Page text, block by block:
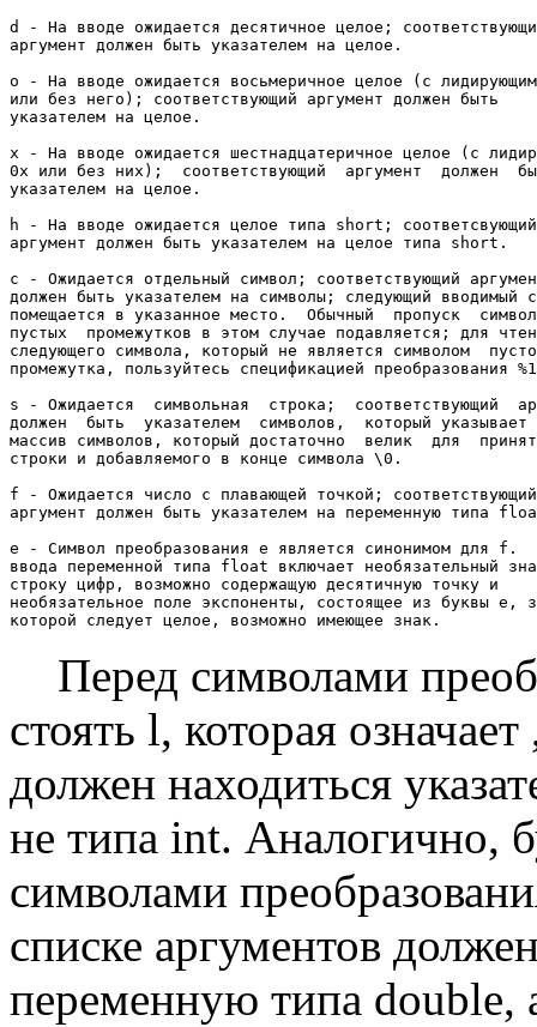
d - На вводе ожидается десятичное целое;
аргумент должен быть указателем на целое.
o - На вводе ожидается восьмеричное целое (с
или без него); соответствующий аргумент должен быть
указателем на целое.
x - На вводе ожидается шестнадцатеричное целое (с
0x или без них);  соответствующий  аргумент  должен
указателем на целое.
h - На вводе ожидается целое типа short; соответсвующий
аргумент должен быть указателем на целое типа short.
c - Ожидается отдельный символ; соответствующий
должен быть указателем на символы; следующий вводимый
помещается в указанное место.  Обычный  пропуск
пустых  промежутков в этом случае подавляется; для
следующего символа, который не является символом
промежутка, пользуйтесь спецификацией преобразования
s - Ожидается  символьная  строка;  соответствующий
должен  быть  указателем  символов,  который указывает
массив символов, который достаточно  велик  для
строки и добавляемого в конце символа \0.
f - Ожидается число с плавающей точкой; соответствующий
аргумент должен быть указателем на переменную типа
e - Символ преобразования e является синонимом для f.
ввода переменной типа float включает необязательный
строку цифр, возможно содержащую десятичную точку и
необязательное поле экспоненты, состоящее из буквы e,
Перед символами
стоять l, которая
должен находиться
не типа int. Аналогично,
символами
списке аргументов
переменную типа double,